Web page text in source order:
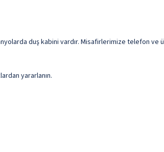
duş kabini vardır. Misafirlerimize telefon
yararlanın.